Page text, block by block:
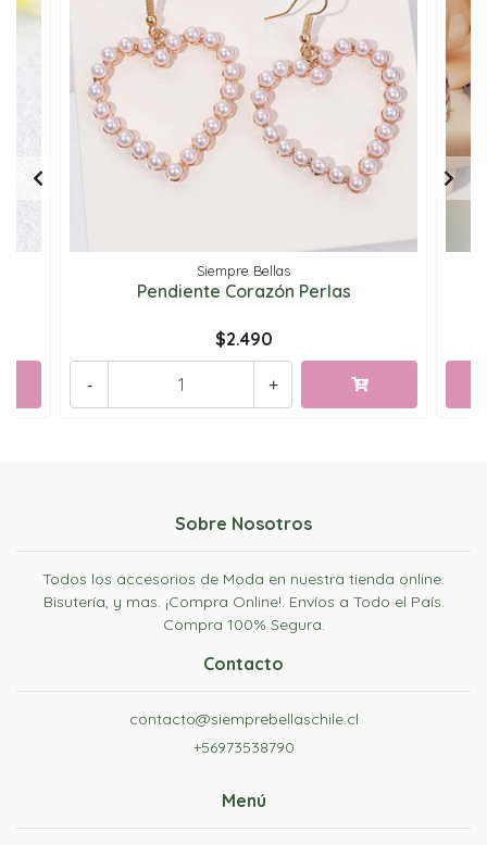
Siempre Bellas
Pendiente Corazón Perlas
$2.490
+
-
Sobre Nosotros
Todos los accesorios de Moda en nuestra tienda online.
Bisutería, y mas. ¡Compra Online!. Envíos a Todo el País.
Compra 100% Segura.
Contacto
contacto@siemprebellaschile.cl
+56973538790
Menú